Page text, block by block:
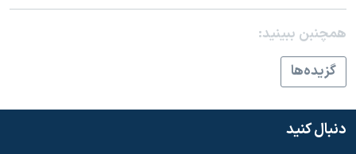
تریبونال مردمی آبان ۹۸
دادگاه حمید نوری
چهل سال گروگان‌گیری
اعتراضات مردمی آبان ۹۸
همچنبن ببینید:
گزيده‌ها
دنبال کنید